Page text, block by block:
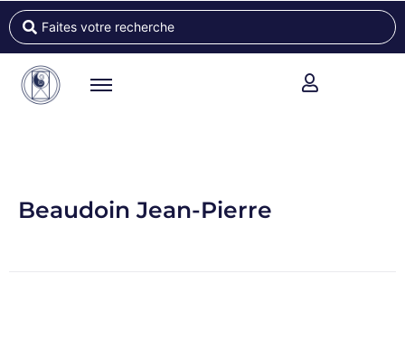
Beaudoin Jean-Pierre